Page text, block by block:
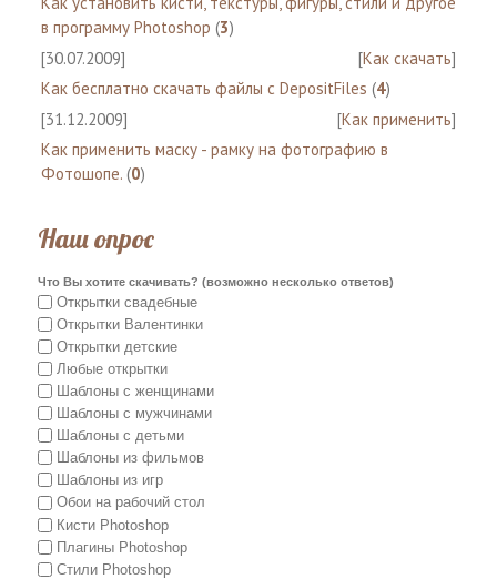
в программу Photoshop (3)
[30.07.2009]
[Как скачать]
Как бесплатно скачать файлы с DepositFiles (4)
[31.12.2009]
[Как применить]
Как применить маску - рамку на фотографию в
Фотошопе. (0)
Наш опрос
Что Вы хотите скачивать? (возможно несколько ответов)
Открытки свадебные
Открытки Валентинки
Открытки детские
Любые открытки
Шаблоны с женщинами
Шаблоны с мужчинами
Шаблоны с детьми
Шаблоны из фильмов
Шаблоны из игр
Обои на рабочий стол
Кисти Photoshop
Плагины Photoshop
Стили Photoshop